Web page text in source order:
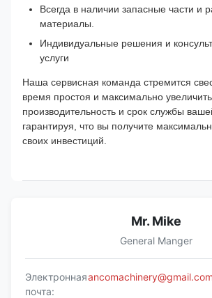
Всегда в наличии запасные части и
материалы.
Индивидуальные решения и
услуги
Наша сервисная команда стремится
время простоя и максимально увеличить
производительность и срок службы
гарантируя, что вы получите
своих инвестиций.
Mr. Mike
General Manger
Электронная
почта:
ancomachinery@gmail.com